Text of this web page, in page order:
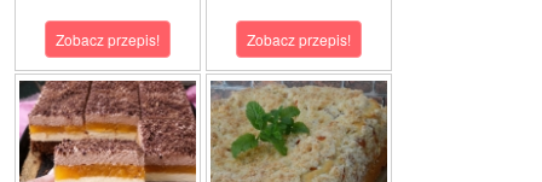
Zobacz przepis! Zobacz przepis!